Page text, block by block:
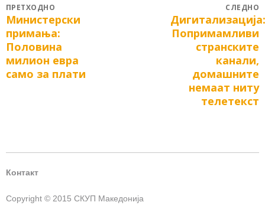
Post
navigation
ПРЕТХОДНО
Previous
post:
Министерски
примања:
Половина
милион евра
само за плати
СЛЕДНО
Next
post:
Попримамливи
странските
канали,
домашните
немаат ниту
телетекст
Контакт
Copyright © 2015 СКУП Македонија